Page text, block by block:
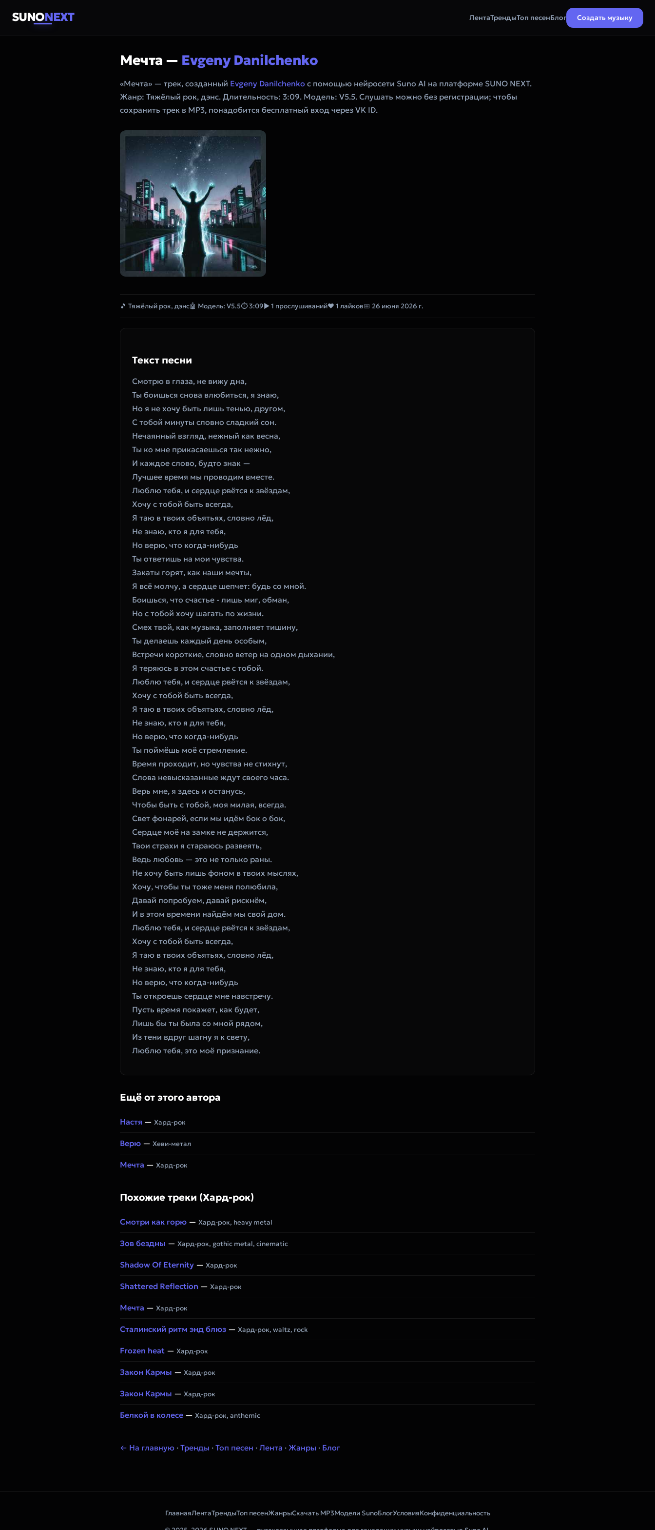
SUNONEXT ЛентаТрендыТоп песенБлог Создать музыку
Мечта — Evgeny Danilchenko
«Мечта» — трек, созданный Evgeny Danilchenko с помощью нейросети Suno AI на платформе SUNO NEXT.
Жанр: Тяжёлый рок, дэнс. Длительность: 3:09. Модель: V5.5. Слушать можно без регистрации; чтобы
сохранить трек в MP3, понадобится бесплатный вход через VK ID.
🎵 Тяжёлый рок, дэнс🤖 Модель: V5.5⏱ 3:09▶ 1 прослушиваний❤ 1 лайков📅 26 июня 2026 г.
Текст песни
Смотрю в глаза, не вижу дна,
Ты боишься снова влюбиться, я знаю,
Но я не хочу быть лишь тенью, другом,
С тобой минуты словно сладкий сон.
Нечаянный взгляд, нежный как весна,
Ты ко мне прикасаешься так нежно,
И каждое слово, будто знак —
Лучшее время мы проводим вместе.
Люблю тебя, и сердце рвётся к звёздам,
Хочу с тобой быть всегда,
Я таю в твоих объятьях, словно лёд,
Не знаю, кто я для тебя,
Но верю, что когда-нибудь
Ты ответишь на мои чувства.
Закаты горят, как наши мечты,
Я всё молчу, а сердце шепчет: будь со мной.
Боишься, что счастье - лишь миг, обман,
Но с тобой хочу шагать по жизни.
Смех твой, как музыка, заполняет тишину,
Ты делаешь каждый день особым,
Встречи короткие, словно ветер на одном дыхании,
Я теряюсь в этом счастье с тобой.
Люблю тебя, и сердце рвётся к звёздам,
Хочу с тобой быть всегда,
Я таю в твоих объятьях, словно лёд,
Не знаю, кто я для тебя,
Но верю, что когда-нибудь
Ты поймёшь моё стремление.
Время проходит, но чувства не стихнут,
Слова невысказанные ждут своего часа.
Верь мне, я здесь и останусь,
Чтобы быть с тобой, моя милая, всегда.
Свет фонарей, если мы идём бок о бок,
Сердце моё на замке не держится,
Твои страхи я стараюсь развеять,
Ведь любовь — это не только раны.
Не хочу быть лишь фоном в твоих мыслях,
Хочу, чтобы ты тоже меня полюбила,
Давай попробуем, давай рискнём,
И в этом времени найдём мы свой дом.
Люблю тебя, и сердце рвётся к звёздам,
Хочу с тобой быть всегда,
Я таю в твоих объятьях, словно лёд,
Не знаю, кто я для тебя,
Но верю, что когда-нибудь
Ты откроешь сердце мне навстречу.
Пусть время покажет, как будет,
Лишь бы ты была со мной рядом,
Из тени вдруг шагну я к свету,
Люблю тебя, это моё признание.
Ещё от этого автора
Настя — Хард-рок
Верю — Хеви-метал
Мечта — Хард-рок
Похожие треки (Хард-рок)
Смотри как горю — Хард-рок, heavy metal
Зов бездны — Хард-рок, gothic metal, cinematic
Shadow Of Eternity — Хард-рок
Shattered Reflection — Хард-рок
Мечта — Хард-рок
Сталинский ритм энд блюз — Хард-рок, waltz, rock
Frozen heat — Хард-рок
Закон Кармы — Хард-рок
Закон Кармы — Хард-рок
Белкой в колесе — Хард-рок, anthemic
← На главную · Тренды · Топ песен · Лента · Жанры · Блог
ГлавнаяЛентаТрендыТоп песенЖанрыСкачать MP3Модели SunoБлогУсловияКонфиденциальность